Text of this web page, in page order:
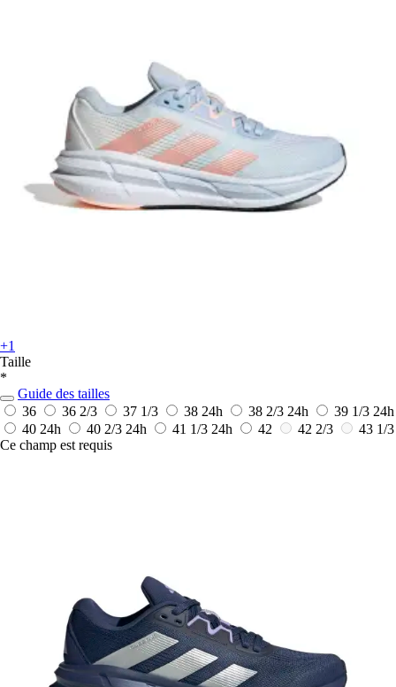
+1
Taille
*
Guide des tailles
36
36 2/3 37 1/3 38 24h 38 2/3 24h 39 1/3 24h
40 24h 40 2/3 24h 41 1/3 24h 42 42 2/3
43 1/3
Ce champ est requis